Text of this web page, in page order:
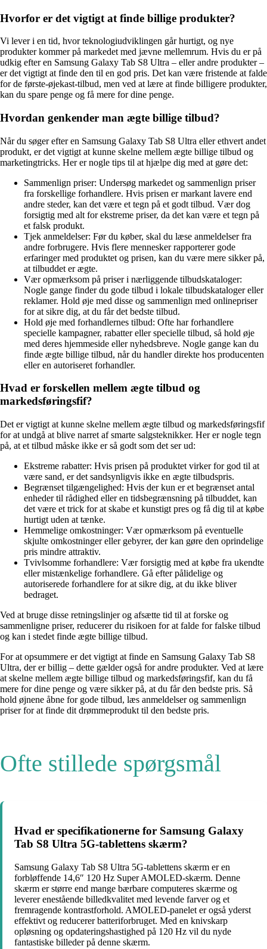
Hvorfor er det vigtigt at finde billige produkter?
Vi lever i en tid, hvor teknologiudviklingen går hurtigt, og nye
produkter kommer på markedet med jævne mellemrum. Hvis du er på
udkig efter en Samsung Galaxy Tab S8 Ultra – eller andre produkter –
er det vigtigt at finde den til en god pris. Det kan være fristende at falde
for de første-øjekast-tilbud, men ved at lære at finde billigere produkter,
kan du spare penge og få mere for dine penge.
Hvordan genkender man ægte billige tilbud?
Når du søger efter en Samsung Galaxy Tab S8 Ultra eller ethvert andet
produkt, er det vigtigt at kunne skelne mellem ægte billige tilbud og
marketingtricks. Her er nogle tips til at hjælpe dig med at gøre det:
Sammenlign priser: Undersøg markedet og sammenlign priser
fra forskellige forhandlere. Hvis prisen er markant lavere end
andre steder, kan det være et tegn på et godt tilbud. Vær dog
forsigtig med alt for ekstreme priser, da det kan være et tegn på
et falsk produkt.
Tjek anmeldelser: Før du køber, skal du læse anmeldelser fra
andre forbrugere. Hvis flere mennesker rapporterer gode
erfaringer med produktet og prisen, kan du være mere sikker på,
at tilbuddet er ægte.
Vær opmærksom på priser i nærliggende tilbudskataloger:
Nogle gange finder du gode tilbud i lokale tilbudskataloger eller
reklamer. Hold øje med disse og sammenlign med onlinepriser
for at sikre dig, at du får det bedste tilbud.
Hold øje med forhandlernes tilbud: Ofte har forhandlere
specielle kampagner, rabatter eller specielle tilbud, så hold øje
med deres hjemmeside eller nyhedsbreve. Nogle gange kan du
finde ægte billige tilbud, når du handler direkte hos producenten
eller en autoriseret forhandler.
Hvad er forskellen mellem ægte tilbud og
markedsføringsfif?
Det er vigtigt at kunne skelne mellem ægte tilbud og markedsføringsfif
for at undgå at blive narret af smarte salgsteknikker. Her er nogle tegn
på, at et tilbud måske ikke er så godt som det ser ud:
Ekstreme rabatter: Hvis prisen på produktet virker for god til at
være sand, er det sandsynligvis ikke en ægte tilbudspris.
Begrænset tilgængelighed: Hvis der kun er et begrænset antal
enheder til rådighed eller en tidsbegrænsning på tilbuddet, kan
det være et trick for at skabe et kunstigt pres og få dig til at købe
hurtigt uden at tænke.
Hemmelige omkostninger: Vær opmærksom på eventuelle
skjulte omkostninger eller gebyrer, der kan gøre den oprindelige
pris mindre attraktiv.
Tvivlsomme forhandlere: Vær forsigtig med at købe fra ukendte
eller mistænkelige forhandlere. Gå efter pålidelige og
autoriserede forhandlere for at sikre dig, at du ikke bliver
bedraget.
Ved at bruge disse retningslinjer og afsætte tid til at forske og
sammenligne priser, reducerer du risikoen for at falde for falske tilbud
og kan i stedet finde ægte billige tilbud.
For at opsummere er det vigtigt at finde en Samsung Galaxy Tab S8
Ultra, der er billig – dette gælder også for andre produkter. Ved at lære
at skelne mellem ægte billige tilbud og markedsføringsfif, kan du få
mere for dine penge og være sikker på, at du får den bedste pris. Så
hold øjnene åbne for gode tilbud, læs anmeldelser og sammenlign
priser for at finde dit drømmeprodukt til den bedste pris.
Ofte stillede spørgsmål
Hvad er specifikationerne for Samsung Galaxy
Tab S8 Ultra 5G-tablettens skærm?
Samsung Galaxy Tab S8 Ultra 5G-tablettens skærm er en
forbløffende 14,6″ 120 Hz Super AMOLED-skærm. Denne
skærm er større end mange bærbare computeres skærme og
leverer enestående billedkvalitet med levende farver og et
fremragende kontrastforhold. AMOLED-panelet er også yderst
effektivt og reducerer batteriforbruget. Med en knivskarp
opløsning og opdateringshastighed på 120 Hz vil du nyde
fantastiske billeder på denne skærm.